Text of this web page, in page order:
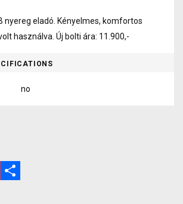
nyereg eladó. Kényelmes, komfortos
használva. Új bolti ára: 11.900,-
no
Viber